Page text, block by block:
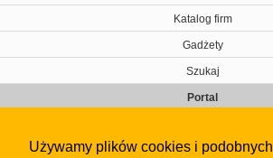
Używamy plików cookies i podobnych
Katalog firm
Gadżety
Szukaj
Portal
Kontakt